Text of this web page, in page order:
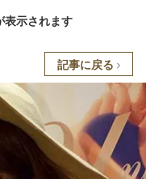
表示されます
記事に戻る